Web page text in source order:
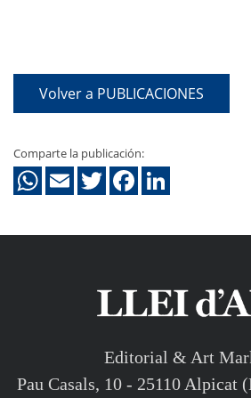
Volver a PUBLICACIONES
Comparte la publicación:
Editorial & Art
Pau Casals, 10 - 25110 Alpicat